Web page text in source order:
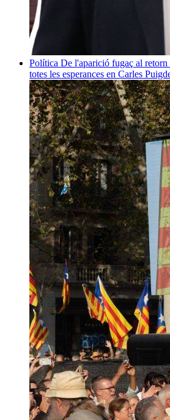
Política De l'aparició fugaç al
totes les esperances en Carles